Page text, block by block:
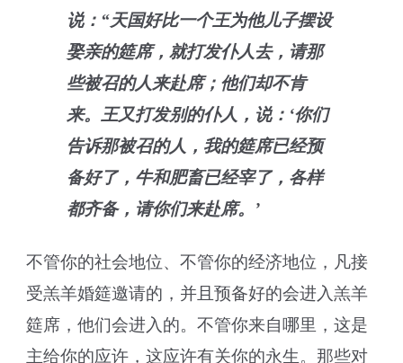
说：“天国好比一个王为他儿子摆设
娶亲的筵席，就打发仆人去，请那
些被召的人来赴席；他们却不肯
来。王又打发别的仆人，说：‘你们
告诉那被召的人，我的筵席已经预
备好了，牛和肥畜已经宰了，各样
都齐备，请你们来赴席。’
不管你的社会地位、不管你的经济地位，凡接
受羔羊婚筵邀请的，并且预备好的会进入羔羊
筵席，他们会进入的。不管你来自哪里，这是
主给你的应许，这应许有关你的永生。那些对